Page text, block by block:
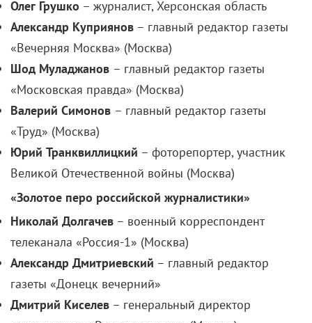
Олег Грушко – журналист, Херсонская область
Александр Куприянов – главный редактор газеты
«Вечерняя Москва» (Москва)
Шод Муладжанов – главный редактор газеты
«Московская правда» (Москва)
Валерий Симонов – главный редактор газеты
«Труд» (Москва)
Юрий Транквиллицкий – фоторепортер, участник
Великой Отечественной войны (Москва)
«Золотое перо российской журналистики»
Николай Долгачев – военный корреспондент
телеканала «Россия-1» (Москва)
Александр Дмитриевский – главный редактор
газеты «Донецк вечерний»
Дмитрий Киселев – генеральный директор